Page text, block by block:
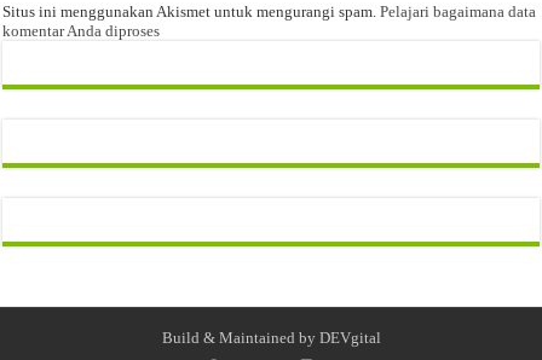
Situs ini menggunakan Akismet untuk mengurangi spam.Pelajari bagaimana data
komentar Anda diproses
Build & Maintained by DEVgital